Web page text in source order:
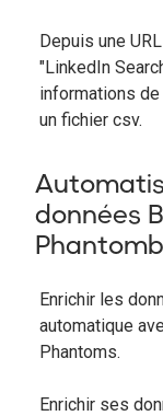
Depuis une
"LinkedIn
informations
un fichier csv.
données
Enrichir les
automatique
Phantoms.
Enrichir ses